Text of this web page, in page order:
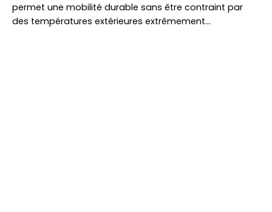
permet une mobilité durable sans être contraint par
des températures extérieures extrêmement…